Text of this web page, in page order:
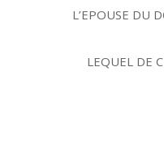
L’EPOUSE DU
LEQUEL DE